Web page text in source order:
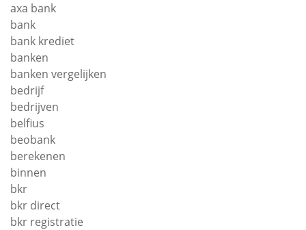
axa bank
bank
bank krediet
banken
banken vergelijken
bedrijf
bedrijven
belfius
beobank
berekenen
binnen
bkr
bkr direct
bkr registratie